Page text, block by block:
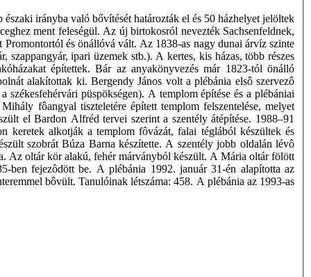
irányba való bővítését határozták el és 50 házhelyet jelöltek
ment feleségül. Az új birtokosról nevezték Sachsenfeldnek,
és önállóvá vált. Az 1838-as nagy dunai árvíz szinte
ipari üzemek stb.). A kertes, kis házas, több részes
építettek. Bár az anyakönyvezés már 1823-tól önálló
alakítottak ki. Bergendy János volt a plébánia elsô szervezô
püspökségen). A templom építése és a plébániai
fôangyal tiszteletére épített templom felszentelése, melyet
el Bardon Alfréd tervei szerint a szentély átépítése. 1988–91
keretek alkotják a templom fôvázát, falai téglából készültek és
szobrát Búza Barna készítette. A szentély jobb oldalán lévô
Az oltár kör alakú, fehér márványból készült. A Mária oltár fölött
ben fejezôdött be. A plébánia 1992. január 31-én alapította az
bôvült. Tanulóinak létszáma: 458. A plébánia az 1993-as